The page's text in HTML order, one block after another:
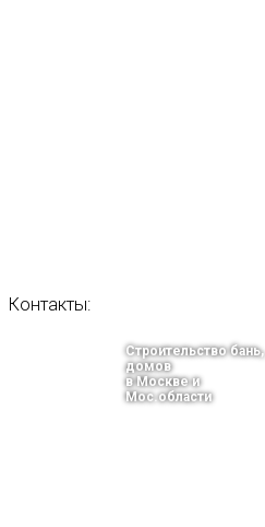
Контакты:
Строительство бань,
домов
в Москве и
Мос.области